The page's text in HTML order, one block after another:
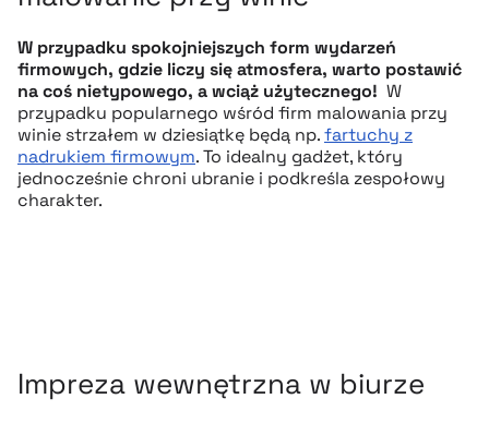
W przypadku spokojniejszych form wydarzeń
firmowych, gdzie liczy się atmosfera, warto postawić
na coś nietypowego, a wciąż użytecznego! W
przypadku popularnego wśród firm malowania przy
winie strzałem w dziesiątkę będą np.fartuchy z
nadrukiem firmowym. To idealny gadżet, który
jednocześnie chroni ubranie i podkreśla zespołowy
charakter.
Impreza wewnętrzna w biurze